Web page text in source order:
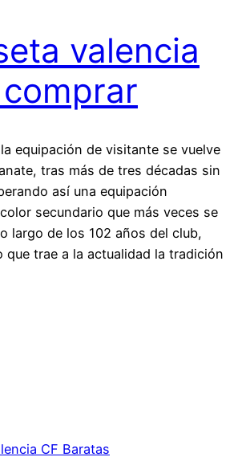
valencia
equipación de visitante se vuelve
tras más de tres décadas sin
así una equipación
secundario que más veces se
largo de los 102 años del club,
que trae a la actualidad la tradición
CF Baratas